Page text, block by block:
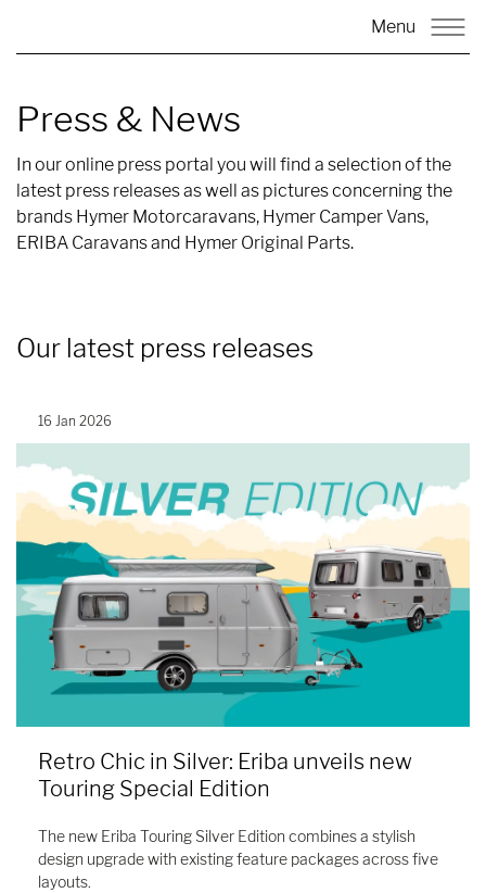
Menu
Press & News
In our online press portal you will find a selection of the
latest press releases as well as pictures concerning the
brands Hymer Motorcaravans, Hymer Camper Vans,
ERIBA Caravans and Hymer Original Parts.
Our latest press releases
16 Jan 2026
Retro Chic in Silver: Eriba unveils new
Touring Special Edition
The new Eriba Touring Silver Edition combines a stylish
design upgrade with existing feature packages across five
layouts.